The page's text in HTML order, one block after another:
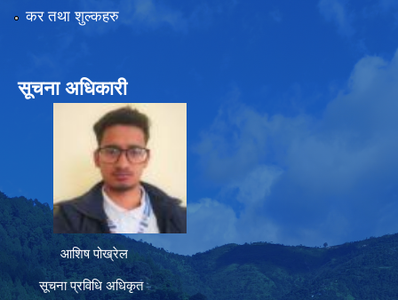
कर तथा शुल्कहरु
सूचना अधिकारी
आशिष पोख्रेल
सूचना प्रविधि अधिकृत